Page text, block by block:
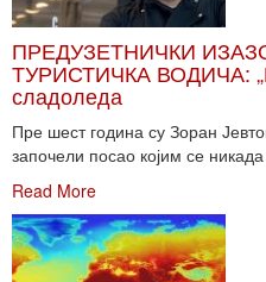
ПРЕДУЗЕТНИЧКИ
ТУРИСТИЧКА ВОДИЧА:
сладоледа
Пре шест година су Зоран
започели посао којим се
Read More